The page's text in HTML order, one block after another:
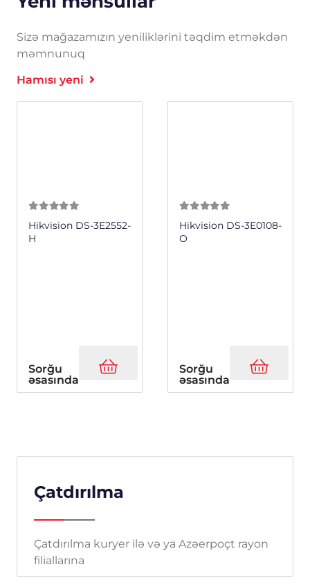
Sizə mağazamızın yeniliklərini təqdim etməkdən
məmnunuq
Hamısı yeni
Hikvision DS-3E2552-
H
Sorğu
əsasında
Hikvision DS-3E0108-
O
Sorğu
əsasında
Çatdırılma
Çatdırılma kuryer ilə və ya Azəerpoçt rayon
filiallarına